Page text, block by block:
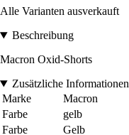
Alle Varianten ausverkauft
Beschreibung
Macron Oxid-Shorts
Zusätzliche Informationen
Marke
Macron
Farbe
gelb
Farbe
Gelb